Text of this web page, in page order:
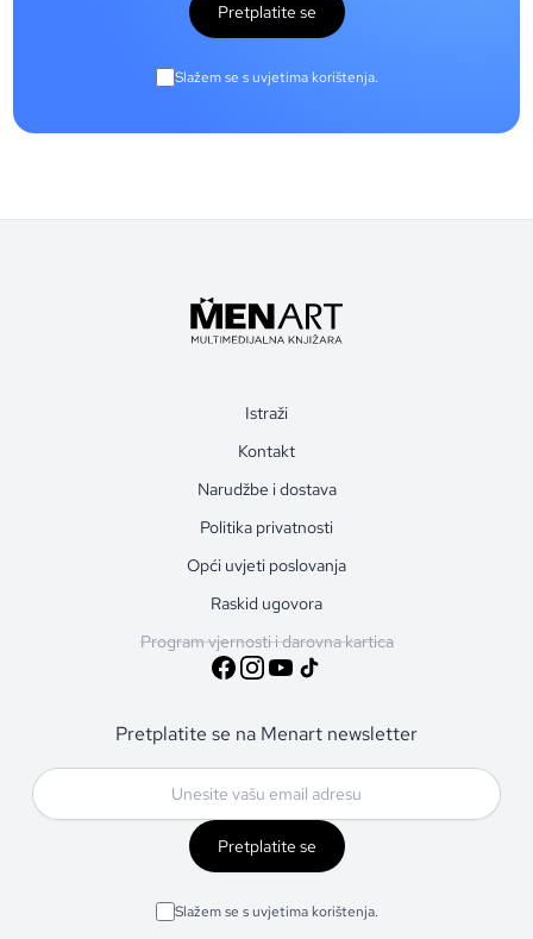
Pretplatite se
Slažem se s uvjetima korištenja.
Istraži
Kontakt
Narudžbe i dostava
Politika privatnosti
Opći uvjeti poslovanja
Raskid ugovora
Program vjernosti i darovna kartica
Pretplatite se na Menart newsletter
Pretplatite se
Slažem se s uvjetima korištenja.